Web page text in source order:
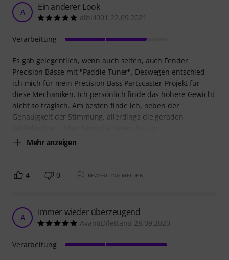
A Ein anderer Look
albi4001 22.09.2021
Es gab gelegentlich, wenn auch selten, auch Fender
Precision Bässe mit "Paddle Tuner". Deswegen entschied
ich mich für mein Precision Bass Partscaster-Projekt für
diese Mechaniken. Ich persönlich finde das höhere Gewicht
nicht so tragisch. Am besten finde ich, neben der
Genauigkeit der Stimmung, allerdings die geraden
Mehr anzeigen
Verarbeitung
4 0 BEWERTUNG MELDEN
A Immer wieder überzeugend
AvantiDilettanti 28.09.2020
Verarbeitung